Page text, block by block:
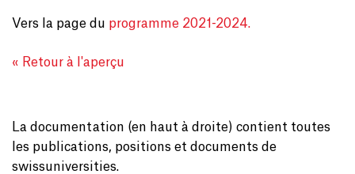
Vers la page du programme 2021-2024.
« Retour à l'aperçu
La documentation (en haut à droite) contient toutes
les publications, positions et documents de
swissuniversities.